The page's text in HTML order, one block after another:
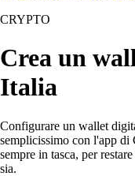
CRYPTO
Crea un
Italia
Configurare un wallet
semplicissimo con l'app
sempre in tasca, per
sia.